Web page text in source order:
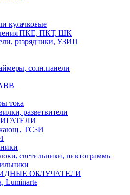
кулачковые
ПКЕ, ПКТ, ШК
разрядники, УЗИП
солн.панели
тока
разветвители
ТСЗИ
светильники, пиктограммы
ОБЛУЧАТЕЛИ
Luminarte